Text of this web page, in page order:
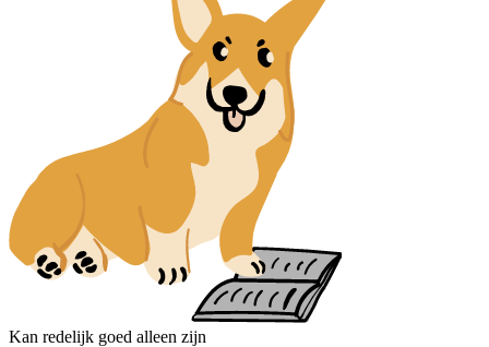
Kan redelijk goed alleen zijn